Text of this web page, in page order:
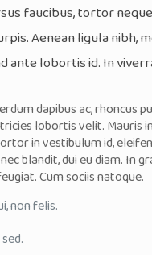
faucibus, tortor
Aenean ligula nibh,
ante lobortis id. In
dapibus ac, rhoncus
lobortis velit. Mauris
in vestibulum id,
blandit, dui eu diam. In
Cum sociis natoque.
non felis.